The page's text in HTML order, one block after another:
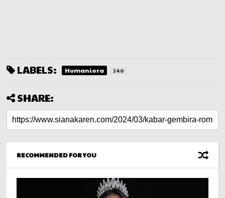
LABELS: Humaniora 240
SHARE:
RECOMMENDED FOR YOU